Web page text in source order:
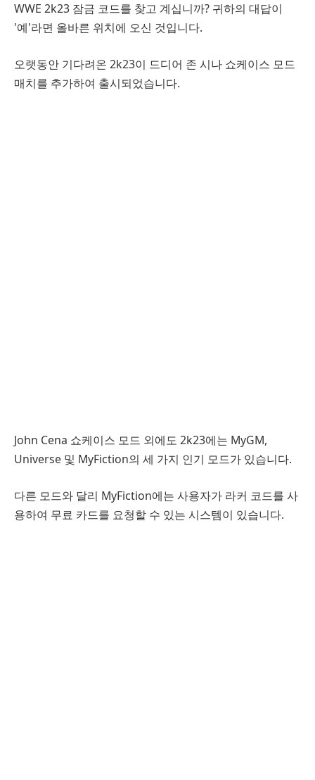
WWE 2k23 잠금 코드를 찾고 계십니까? 귀하의 대답이
'예'라면 올바른 위치에 오신 것입니다.
오랫동안 기다려온 2k23이 드디어 존 시나 쇼케이스 모드
매치를 추가하여 출시되었습니다.
John Cena 쇼케이스 모드 외에도 2k23에는 MyGM,
Universe 및 MyFiction의 세 가지 인기 모드가 있습니다.
다른 모드와 달리 MyFiction에는 사용자가 라커 코드를 사
용하여 무료 카드를 요청할 수 있는 시스템이 있습니다.